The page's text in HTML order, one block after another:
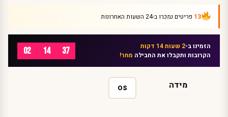
13 פריטים נמכרו ב-24 השעות האחרונות
הזמינו ב-2 שעות 14 דקות
הקרובות ותקבלו את החבילה מחר! 02 14 37
מידה OS